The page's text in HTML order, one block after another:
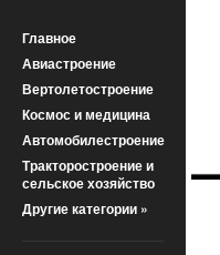
Главное
Авиастроение
Вертолетостроение
Космос и медицина
Автомобилестроение
Тракторостроение и
сельское хозяйство
Другие категории »